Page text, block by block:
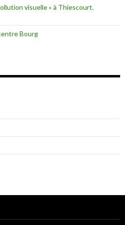
visuelle » à Thiescourt.
Bourg